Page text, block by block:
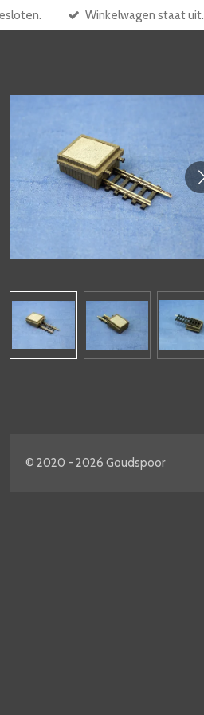
Winkelwagen staat uit.
© 2020 - 2026 Goudspoor